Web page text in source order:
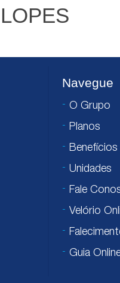
Navegue
O Grupo
Planos
Benefícios
Unidades
Fale
Velório
Guia